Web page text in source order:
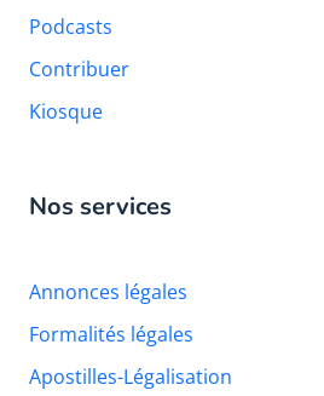
Podcasts
Contribuer
Kiosque
Nos services
Annonces légales
Formalités légales
Apostilles-Légalisation